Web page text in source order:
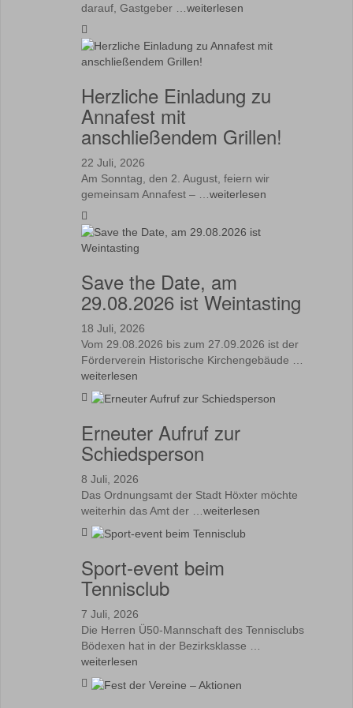
darauf, Gastgeber … weiterlesen
Herzliche Einladung zu
Annafest mit
anschließendem Grillen!
22 Juli, 2026
Am Sonntag, den 2. August, feiern wir
gemeinsam Annafest – … weiterlesen
Save the Date, am
29.08.2026 ist Weintasting
18 Juli, 2026
Vom 29.08.2026 bis zum 27.09.2026 ist der
Förderverein Historische Kirchengebäude …
weiterlesen
Erneuter Aufruf zur
Schiedsperson
8 Juli, 2026
Das Ordnungsamt der Stadt Höxter möchte
weiterhin das Amt der … weiterlesen
Sport-event beim
Tennisclub
7 Juli, 2026
Die Herren Ü50-Mannschaft des Tennisclubs
Bödexen hat in der Bezirksklasse …
weiterlesen